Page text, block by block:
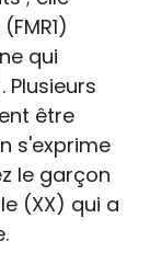
qui
Plusieurs
être
s'exprime
le garçon
(XX) qui a